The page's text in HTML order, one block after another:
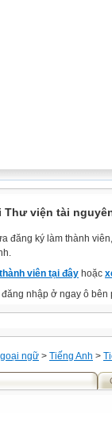
viện tài
đăng ký làm thành
viên tại đây hoặc
nhập ở ngay ô bên
ngữ > Tiếng Anh >